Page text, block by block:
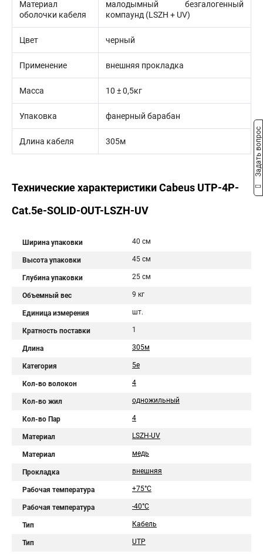
Материал
оболочки кабеля
малодымный безгалогенный
компаунд (LSZH + UV)
Цвет черный
Применение внешняя прокладка
Масса 10 ± 0,5кг
Упаковка фанерный барабан
Длина кабеля 305м
Технические характеристики Cabeus UTP-4P-
Cat.5e-SOLID-OUT-LSZH-UV
Ширина упаковки 40 см
Высота упаковки 45 см
Глубина упаковки 25 см
Объемный вес 9 кг
Единица измерения шт.
Кратность поставки 1
Длина 305м
Категория 5e
Кол-во волокон 4
Кол-во жил одножильный
Кол-во Пар 4
Материал LSZH-UV
Материал медь
Прокладка внешняя
Рабочая температура +75°C
Рабочая температура -40°C
Тип Кабель
Тип UTP
Задать вопрос